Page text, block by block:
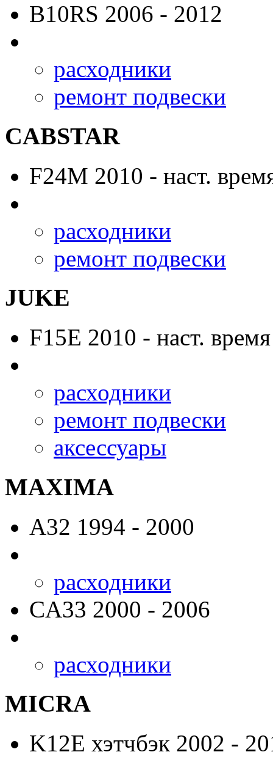
B10RS 2006 - 2012
расходники
ремонт подвески
CABSTAR
F24M 2010 - наст.
расходники
ремонт подвески
JUKE
F15E 2010 - наст. время
расходники
ремонт подвески
аксессуары
MAXIMA
A32 1994 - 2000
расходники
CA33 2000 - 2006
расходники
MICRA
K12E хэтчбэк 2002 -